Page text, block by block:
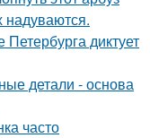
надуваются.
диктует
детали - основа
часто